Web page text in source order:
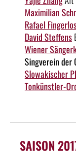
Maximilian
Rafael
David Steffens
Wiener
Singverein der
Slowakischer
Tonkünstler-
SAISON